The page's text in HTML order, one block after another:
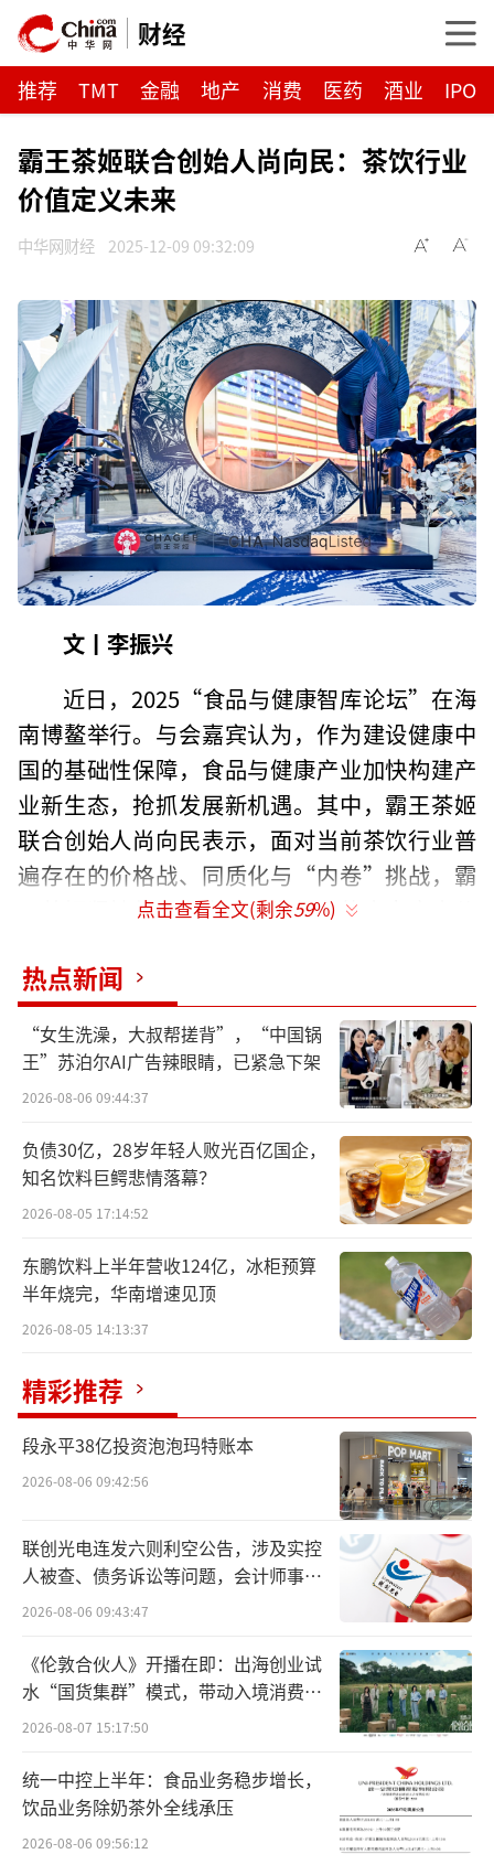
财经
推荐 TMT 金融 地产 消费 医药 酒业 IPO
霸王茶姬联合创始人尚向民：茶饮行业
价值定义未来
中华网财经 2025-12-09 09:32:09
文丨李振兴
近日，2025“食品与健康智库论坛”在海
南博鳌举行。与会嘉宾认为，作为建设健康中
国的基础性保障，食品与健康产业加快构建产
业新生态，抢抓发展新机遇。其中，霸王茶姬
联合创始人尚向民表示，面对当前茶饮行业普
遍存在的价格战、同质化与“内卷”挑战，霸
王茶姬坚持长期主义，认为行业的未来应由价
据了解，2017年霸王茶姬创立于云南昆
明，专注于做好一杯茶，传承与传播中国茶文
化。经过八年发展，霸王茶姬已完成从云南到
全球的跨越，截至目前全球门店数约7000家，
业务覆盖新加坡、马来西亚、美国等多个国
家，并于2025年成功登陆纳斯达克证券交易
所。
尚向民表示，霸王茶姬坚持产品“健康、
透明、低负担”原则。通过大规模、高品质的
原料采购，2024年茶叶采购量达1.3万吨，品牌
不仅确保了产品品质，也实质性带动了上游茶
产业的升级与茶农增收。
在低负担方面，霸王茶姬积极响应“健康
中国”行动，率先在上海试点并推广“营养选
择标识”制度，帮助消费者清晰认知饮品中的
糖分与热量，该举措亦在马来西亚获得官方健
康认证，显示出健康化实践的国际认可。
科技创新被视为品牌发展的核心引擎。霸
王茶姬通过标准化提取、智能化生产与数字化
管理，保障产品品质的稳定与高效，是新质生
产力的积极践行者。同时，该品牌致力于让传
统茶文化“活”起来，创新性地将非遗等传统
文化元素融入产品与品牌体验，吸引年轻群体
点击查看全文(剩余59%)
热点新闻
“女生洗澡，大叔帮搓背”，“中国锅
王”苏泊尔AI广告辣眼睛，已紧急下架
2026-08-06 09:44:37
负债30亿，28岁年轻人败光百亿国企，
知名饮料巨鳄悲情落幕？
2026-08-05 17:14:52
东鹏饮料上半年营收124亿，冰柜预算
半年烧完，华南增速见顶
2026-08-05 14:13:37
精彩推荐
段永平38亿投资泡泡玛特账本
2026-08-06 09:42:56
联创光电连发六则利空公告，涉及实控
人被查、债务诉讼等问题，会计师事务
所曾出具“保留意见”
2026-08-06 09:43:47
《伦敦合伙人》开播在即：出海创业试
水“国货集群”模式，带动入境消费反
向种草
2026-08-07 15:17:50
统一中控上半年：食品业务稳步增长，
饮品业务除奶茶外全线承压
2026-08-06 09:56:12